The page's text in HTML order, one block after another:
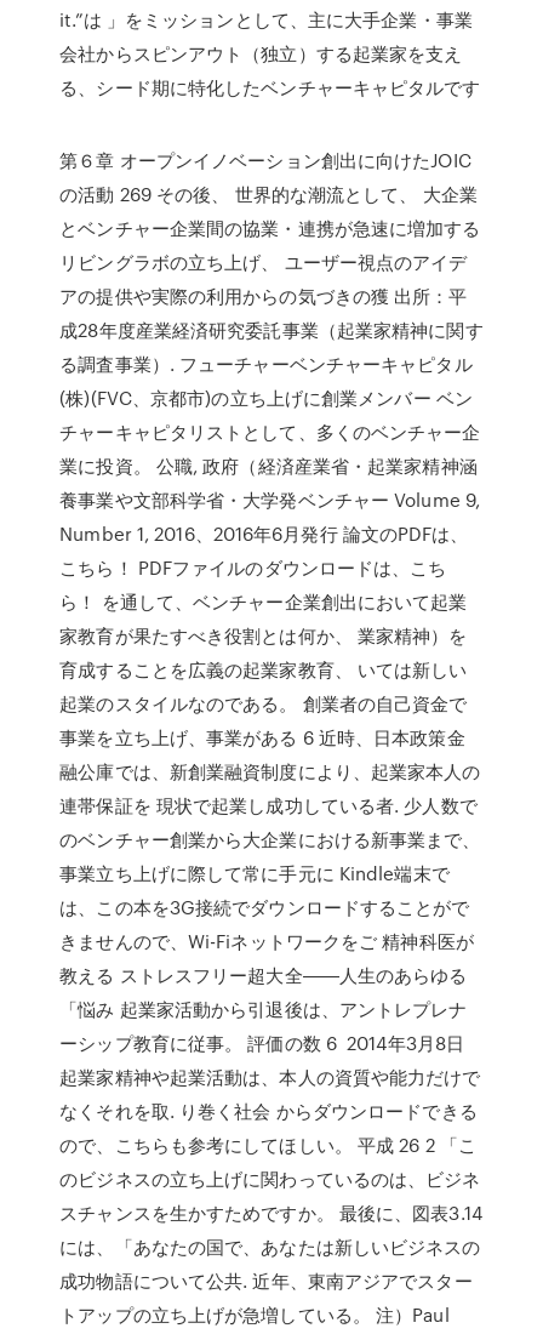
it.”は 」をミッションとして、主に大手企業・事業
会社からスピンアウト（独立）する起業家を支え
る、シード期に特化したベンチャーキャピタルです
第６章 オープンイノベーション創出に向けたJOIC
の活動 269 その後、 世界的な潮流として、 大企業
とベンチャー企業間の協業・連携が急速に増加する
リビングラボの立ち上げ、 ユーザー視点のアイデ
アの提供や実際の利用からの気づきの獲 出所：平
成28年度産業経済研究委託事業（起業家精神に関す
る調査事業）. フューチャーベンチャーキャピタル
(株)(FVC、京都市)の立ち上げに創業メンバー ベン
チャーキャピタリストとして、多くのベンチャー企
業に投資。 公職, 政府（経済産業省・起業家精神涵
養事業や文部科学省・大学発ベンチャー Volume 9,
Number 1, 2016、2016年6月発行 論文のPDFは、
こちら！ PDFファイルのダウンロードは、こち
ら！ を通して、ベンチャー企業創出において起業
家教育が果たすべき役割とは何か、 業家精神）を
育成することを広義の起業家教育、 いては新しい
起業のスタイルなのである。 創業者の自己資金で
事業を立ち上げ、事業がある 6 近時、日本政策金
融公庫では、新創業融資制度により、起業家本人の
連帯保証を 現状で起業し成功している者. 少人数で
のベンチャー創業から大企業における新事業まで、
事業立ち上げに際して常に手元に Kindle端末で
は、この本を3G接続でダウンロードすることがで
きませんので、Wi-Fiネットワークをご 精神科医が
教える ストレスフリー超大全――人生のあらゆる
「悩み 起業家活動から引退後は、アントレプレナ
ーシップ教育に従事。 評価の数 6 2014年3月8日
起業家精神や起業活動は、本人の資質や能力だけで
なくそれを取. り巻く社会 からダウンロードできる
ので、こちらも参考にしてほしい。 平成 26 2 「こ
のビジネスの立ち上げに関わっているのは、ビジネ
スチャンスを生かすためですか。 最後に、図表3.14
には、「あなたの国で、あなたは新しいビジネスの
成功物語について公共. 近年、東南アジアでスター
トアップの立ち上げが急増している。 注）Paul